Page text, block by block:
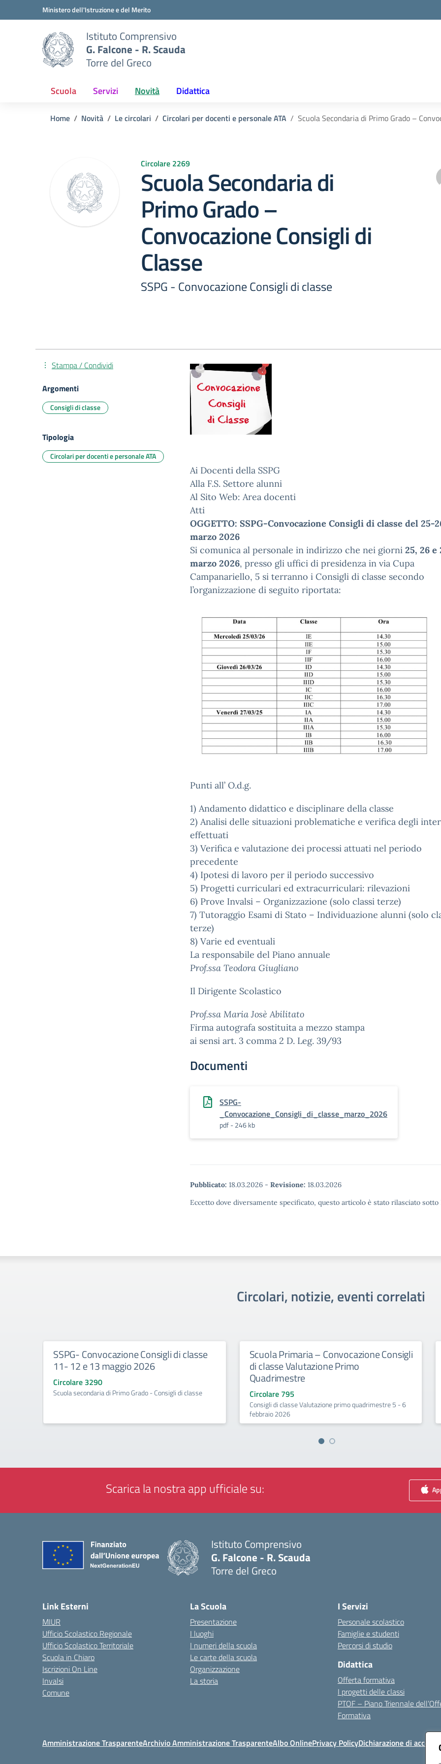
Vai ai contenuti
Vai al menu di navigazioneMinistero dell'Istruzione e del Merito
Istituto Comprensivo
G. Falcone - R. Scauda
Torre del Greco
Scuola Servizi Novità Didattica
Home Novità Le circolari Circolari per docenti e personale ATA Scuola Secondaria di Primo Grado –
Circolare 2269
Scuola Secondaria di
Primo Grado –
Convocazione Consigli di
Classe
SSPG - Convocazione Consigli di classe
Ai Docenti della SSPG
Alla F.S. Settore alunni
Al Sito Web: Area docenti
Atti
OGGETTO: SSPG-Convocazione Consigli di classe del 25-
marzo 2026
Si comunica al personale in indirizzo che nei giorni 25, 26 e
marzo 2026, presso gli uffici di presidenza in via Cupa
Campanariello, 5 si terranno i Consigli di classe secondo
l’organizzazione di seguito riportata:
Punti all’ O.d.g.
1) Andamento didattico e disciplinare della classe
2) Analisi delle situazioni problematiche e verifica degli
effettuati
3) Verifica e valutazione dei processi attuati nel periodo
precedente
4) Ipotesi di lavoro per il periodo successivo
5) Progetti curriculari ed extracurriculari: rilevazioni
6) Prove Invalsi – Organizzazione (solo classi terze)
7) Tutoraggio Esami di Stato – Individuazione alunni (solo
terze)
8) Varie ed eventuali
La responsabile del Piano annuale
Prof.ssa Teodora Giugliano
Il Dirigente Scolastico
Prof.ssa Maria Josè Abilitato
Firma autografa sostituita a mezzo stampa
ai sensi art. 3 comma 2 D. Leg. 39/93
Documenti
SSPG-
_Convocazione_Consigli_di_classe_marzo_2026
pdf - 246 kb
Pubblicato: 18.03.2026 - Revisione: 18.03.2026
Eccetto dove diversamente specificato, questo articolo è stato rilasciato
Stampa / Condividi
Argomenti
Consigli di classe
Tipologia
Circolari per docenti e personale ATA
Circolari, notizie, eventi correlati
SSPG- Convocazione Consigli di classe
11- 12 e 13 maggio 2026
Circolare 3290
Scuola secondaria di Primo Grado - Consigli di classe
Scuola Primaria – Convocazione Consigli
di classe Valutazione Primo
Quadrimestre
Circolare 795
Consigli di classe Valutazione primo quadrimestre 5 - 6
febbraio 2026
Scarica la nostra app ufficiale su:
Istituto Comprensivo
G. Falcone - R. Scauda
Torre del Greco
Link Esterni
MIUR
Ufficio Scolastico Regionale
Ufficio Scolastico Territoriale
Scuola in Chiaro
Iscrizioni On Line
Invalsi
Comune
La Scuola
Presentazione
I luoghi
I numeri della scuola
Le carte della scuola
Organizzazione
La storia
I Servizi
Personale scolastico
Famiglie e studenti
Percorsi di studio
Didattica
Offerta formativa
I progetti delle classi
PTOF – Piano Triennale
Formativa
Amministrazione TrasparenteArchivio Amministrazione TrasparenteAlbo OnlinePrivacy PolicyDichiarazione di